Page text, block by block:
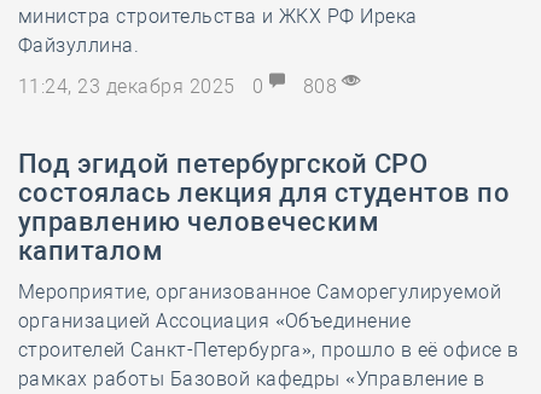
министра строительства и ЖКХ РФ Ирека
Файзуллина.
11:24, 23 декабря 2025
0 808
Под эгидой петербургской СРО
состоялась лекция для студентов по
управлению человеческим
капиталом
Мероприятие, организованное Саморегулируемой
организацией Ассоциация «Объединение
строителей Санкт-Петербурга», прошло в её офисе в
рамках работы Базовой кафедры «Управление в